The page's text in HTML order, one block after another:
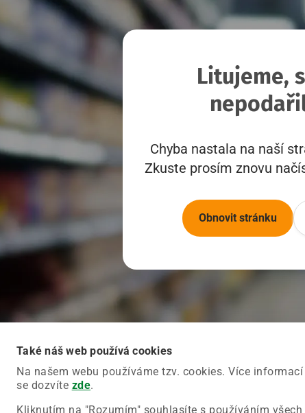
Také náš web používá cookies
Na našem webu používáme tzv. cookies. Více
se dozvíte zde.
Kliknutím na "Rozumím" souhlasíte s používáním
Litujeme,
Chyba nastala na naší
Zkuste prosím znovu
Obnovit stránku